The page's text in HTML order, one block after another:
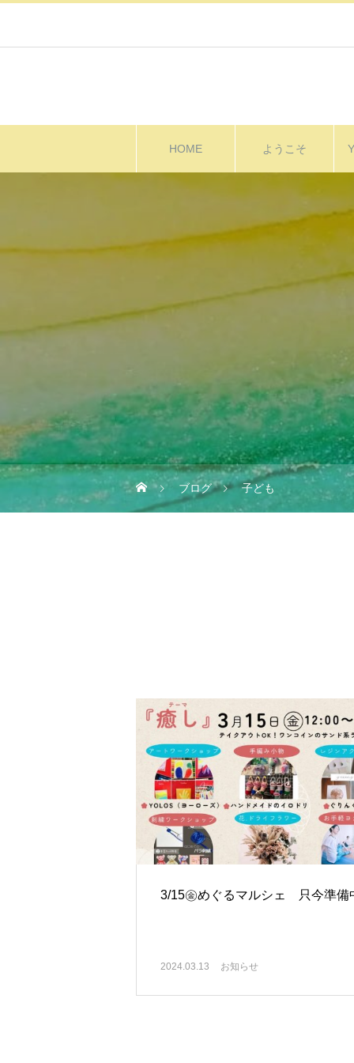
HOME ようこそ
ブログ 子ども
3/15㊎めぐるマルシェ 只今準備
2024.03.13 お知らせ